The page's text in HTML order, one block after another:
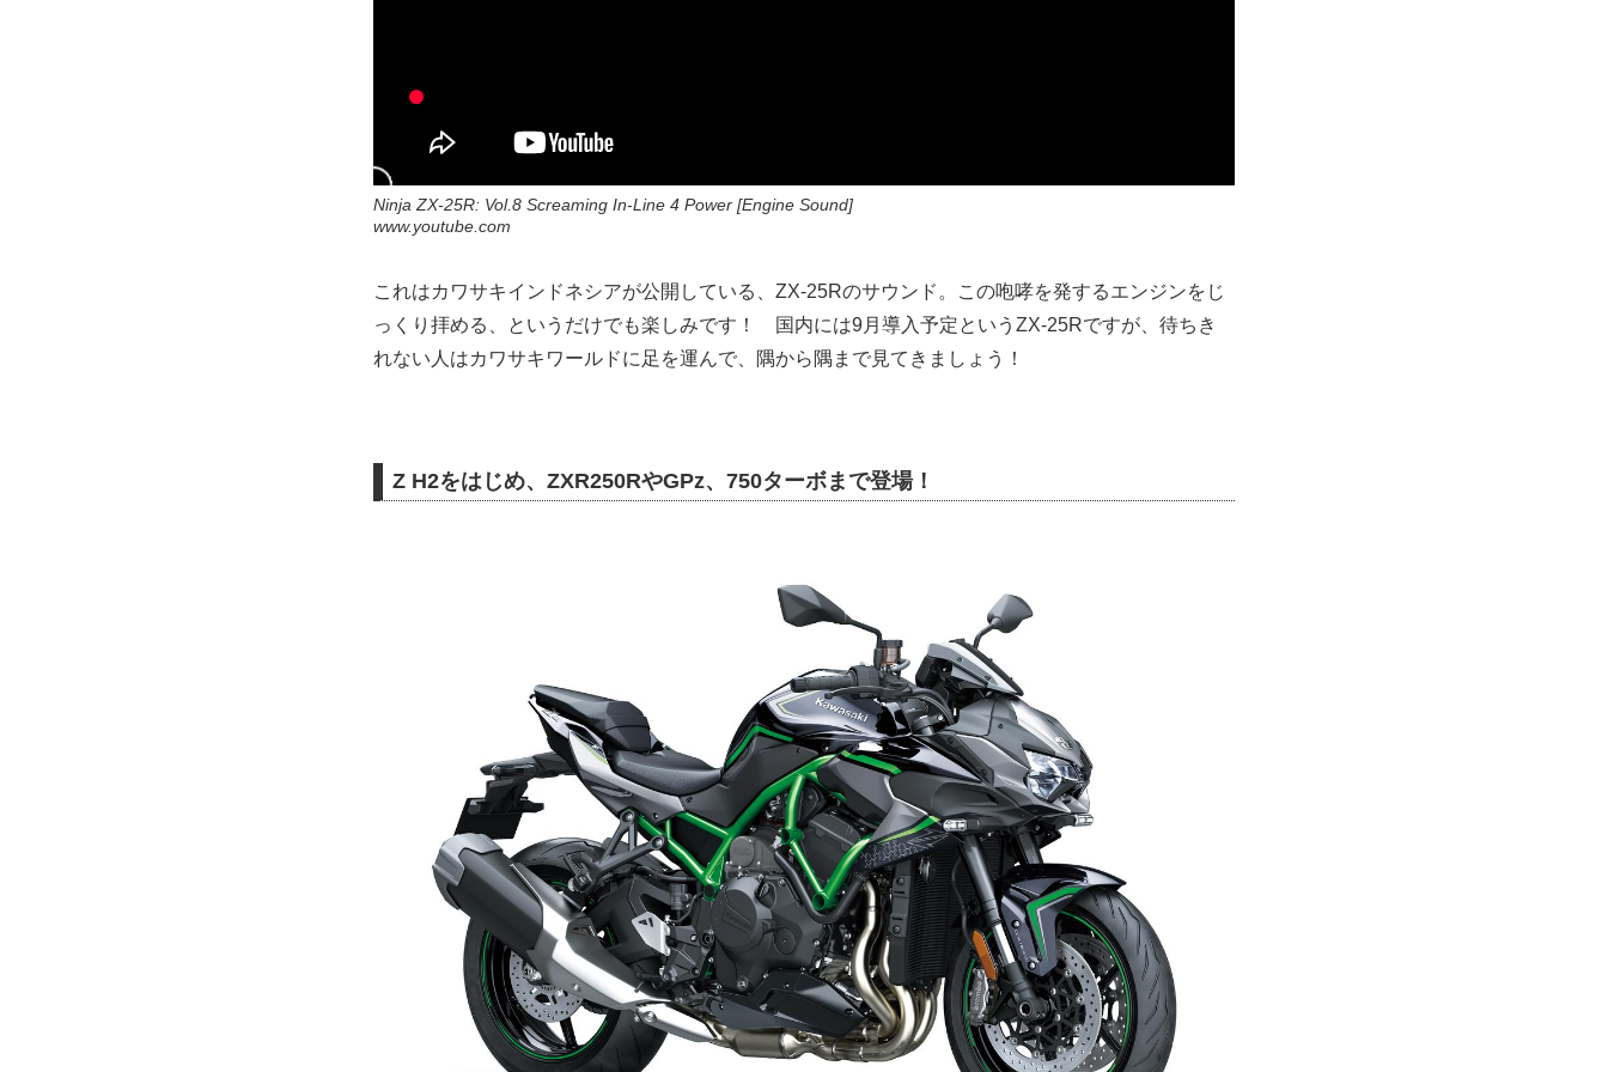
Ninja ZX-25R: Vol.8 Screaming In-Line 4 Power [Engine Sound]
www.youtube.com
これはカワサキインドネシアが公開している、ZX-25Rのサウンド。この咆哮を発するエンジンをじ
っくり拝める、というだけでも楽しみです！ 国内には9月導入予定というZX-25Rですが、待ちき
れない人はカワサキワールドに足を運んで、隅から隅まで見てきましょう！
Z H2をはじめ、ZXR250RやGPz、750ターボまで登場！